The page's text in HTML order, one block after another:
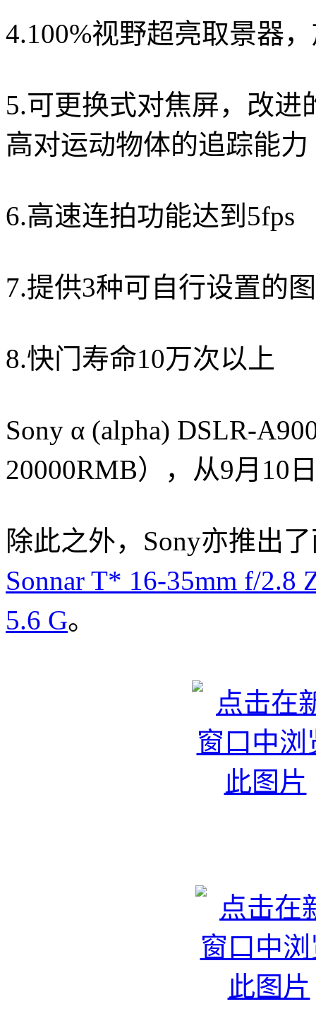
4.100%视野超亮取景器
5.可更换式对焦屏，改进
高对运动物体的追踪能力
6.高速连拍功能达到5fps
7.提供3种可自行设置的
8.快门寿命10万次以上
Sony α (alpha) DSLR-
20000RMB），从9月10
除此之外，Sony亦推出
Sonnar T* 16-35mm f/2.8
5.6 G。